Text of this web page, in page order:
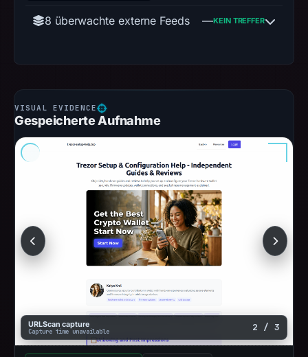
8 überwachte externe Feeds —KEIN TREFFER
Gespeicherte Aufnahme
URLScan capture
Capture time unavailable 2 / 3